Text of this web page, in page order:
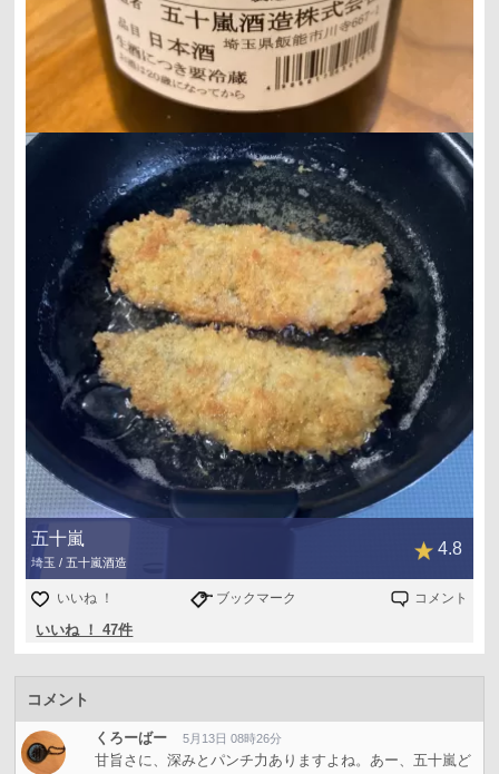
五十嵐
埼玉 / 五十嵐酒造
4.8
いいね ！ ブックマーク コメント
いいね ！ 47件
コメント
くろーばー 5月13日 08時26分
甘旨さに、深みとパンチ力ありますよね。あー、五十嵐ど